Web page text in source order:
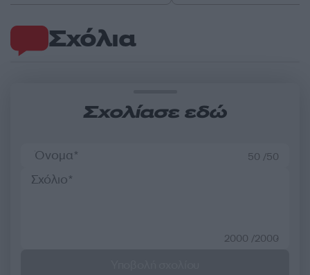
Σχόλια
Σχολίασε εδώ
50 /50
2000 /2000